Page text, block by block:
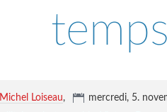
Michel Loiseau, mercredi, 5.